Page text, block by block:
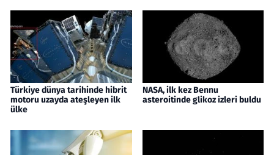
Türkiye dünya tarihinde hibrit
motoru uzayda ateşleyen ilk
ülke
NASA, ilk kez Bennu
asteroitinde glikoz izleri buldu